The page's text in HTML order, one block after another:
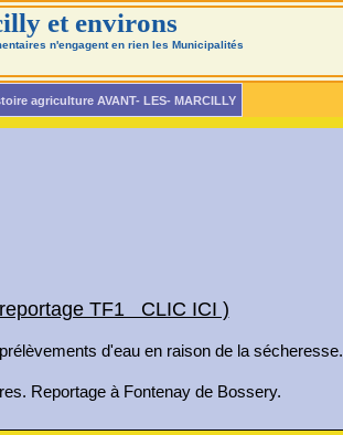
et environs
n'engagent en rien les Municipalités
agriculture AVANT- LES- MARCILLY
TF1 CLIC ICI )
d'eau en raison de la sécheresse.
Reportage à Fontenay de Bossery.